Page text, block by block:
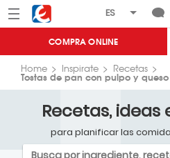
Menú Eroski
COMPRA ONLINE
Home Inspirate Recetas
Tostas de pan con pulpo y queso
Recetas, ideas
para planificar las